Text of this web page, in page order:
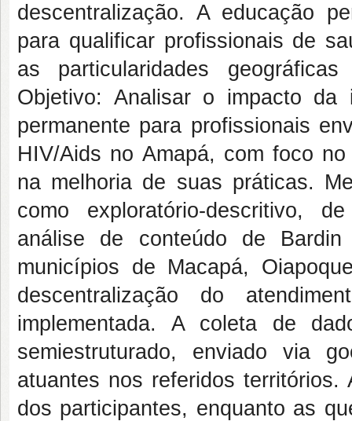
descentralização. A educação
para qualificar profissionais de
as particularidades
Objetivo: Analisar o impacto da
permanente para profissionais
HIV/Aids no Amapá, com foco
na melhoria de suas práticas.
como exploratório-descritivo,
análise de conteúdo de
municípios de Macapá,
descentralização do
implementada. A coleta de
semiestruturado, enviado via
atuantes nos referidos
dos participantes, enquanto as